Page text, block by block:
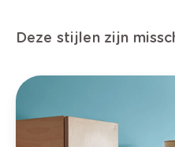
Deze stijlen zijn